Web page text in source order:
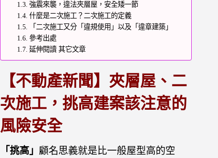
強震來襲，違法夾層屋，安全矮一節
什麼是二次施工？二次施工的定義
「二次施工又分「違規使用」以及「違章建築」
參考出處
延伸閱讀 其它文章
【不動產新聞】夾層屋、二
次施工，挑高建案該注意的
風險安全
「挑高」 顧名思義就是比一般屋型高的空